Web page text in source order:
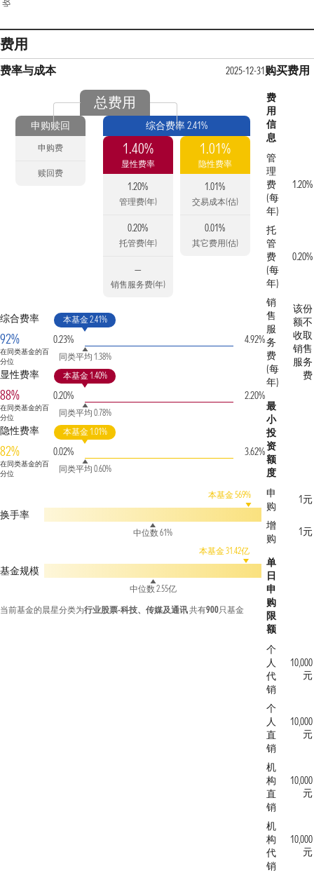
费用
费率与成本 2025-12-31
总费用
申购赎回
申购费
赎回费
综合费率 2.41%
1.40%
显性费率
1.20%
管理费(年)
0.20%
托管费(年)
—
销售服务费(年)
1.01%
隐性费率
1.01%
交易成本(估)
0.01%
其它费用(估)
综合费率
92%
在同类基金的百
分位
0.23%
本基金 2.41%
同类平均 1.38%
4.92%
显性费率
88%
在同类基金的百
分位
0.20%
本基金 1.40%
同类平均 0.78%
2.20%
隐性费率
82%
在同类基金的百
分位
0.02%
本基金 1.01%
同类平均 0.60%
3.62%
换手率
本基金 569%
中位数 61%
基金规模
本基金 31.42亿
中位数 2.55亿
当前基金的晨星分类为行业股票-科技、传媒及通讯共有900只基金
购买费用
费
用
信
息
管
理
费
(每
年)
1.20%
托
管
费
(每
年)
0.20%
销
售
服
务
费
(每
年)
该份
额不
收取
销售
服务
费
最
小
投
资
额
度
申
购
1元
增
购
1元
单
日
申
购
限
额
个
人
代
销
10,000
元
个
人
直
销
10,000
元
机
构
直
销
10,000
元
机
构
代
销
10,000
元